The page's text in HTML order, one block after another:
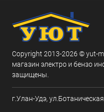
Copyright 2013-2026 © yut-
магазин электро и бензо
защищены.
г.Улан-Удэ,